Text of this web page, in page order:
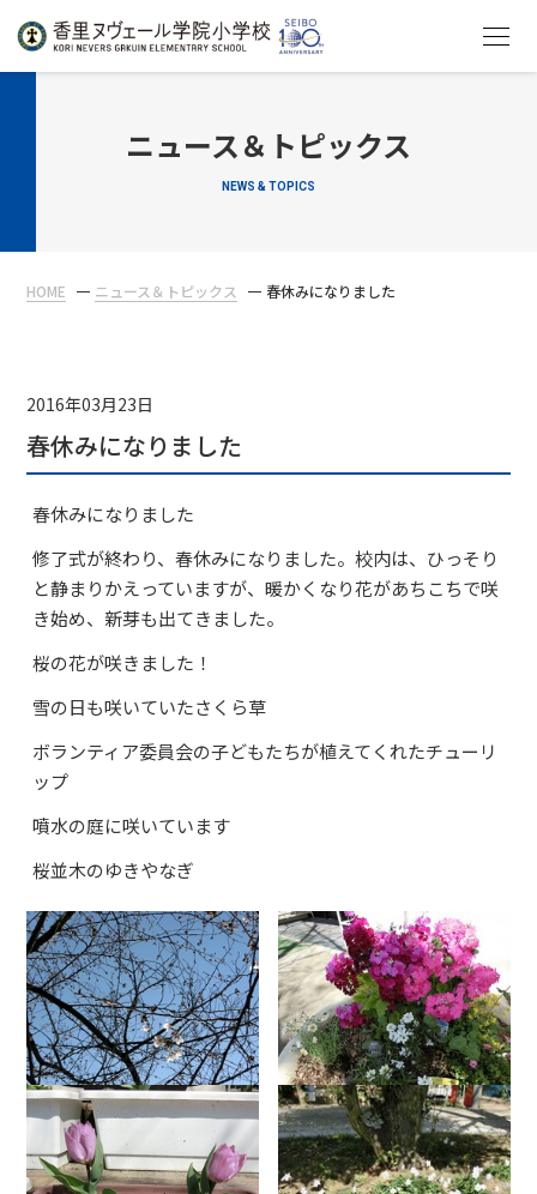
アクセス
よくあるご質問
資料請求・お問合せ
在校生・保護者の方へ
ニュース＆トピックス
NEWS & TOPICS
HOME ニュース＆トピックス 春休みになりました
2016年03月23日
春休みになりました
春休みになりました
修了式が終わり、春休みになりました。校内は、ひっそり
と静まりかえっていますが、暖かくなり花があちこちで咲
き始め、新芽も出てきました。
桜の花が咲きました！
雪の日も咲いていたさくら草
ボランティア委員会の子どもたちが植えてくれたチューリ
ップ
噴水の庭に咲いています
桜並木のゆきやなぎ